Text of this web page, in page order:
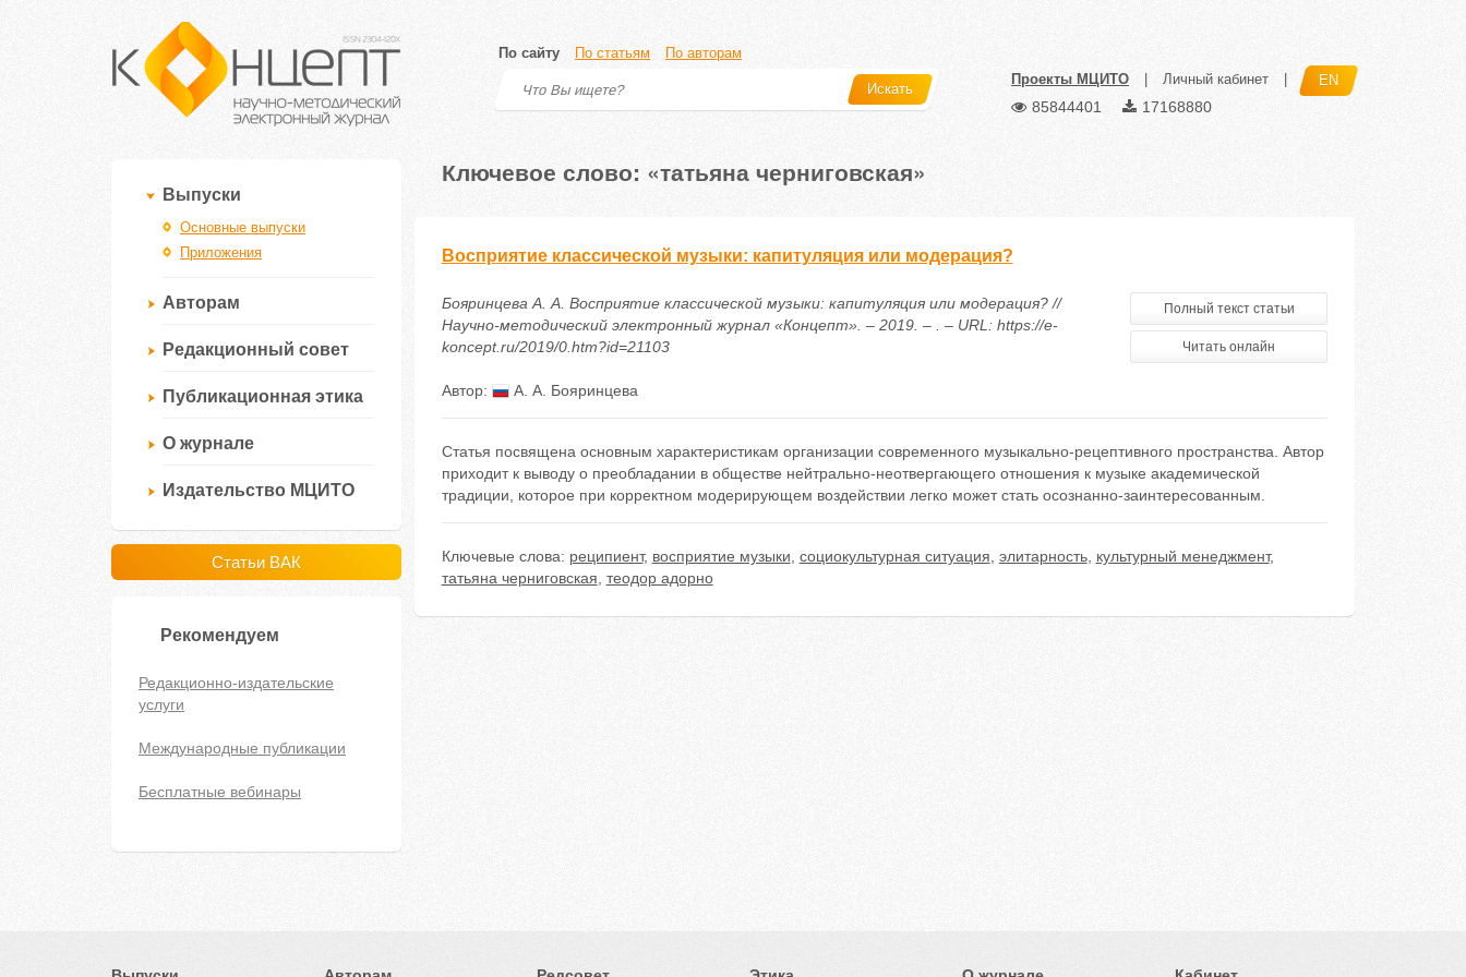
По сайту По статьям По авторам
Искать
Проекты МЦИТО Личный кабинет EN
85844401 17168880
Выпуски
Основные выпуски
Приложения
Авторам
Редакционный совет
Публикационная этика
О журнале
Издательство МЦИТО
Статьи ВАК
Рекомендуем
Редакционно-издательские
услуги
Международные публикации
Бесплатные вебинары
Ключевое слово: «татьяна черниговская»
Восприятие классической музыки: капитуляция или модерация?
Бояринцева А. А. Восприятие классической музыки: капитуляция или модерация? //
Научно-методический электронный журнал «Концепт». – 2019. – . – URL: https://e-
koncept.ru/2019/0.htm?id=21103
Полный текст статьи
Читать онлайн
Автор: А. А. Бояринцева
Статья посвящена основным характеристикам организации современного музыкально-рецептивного пространства. Автор
приходит к выводу о преобладании в обществе нейтрально-неотвергающего отношения к музыке академической
традиции, которое при корректном модерирующем воздействии легко может стать осознанно-заинтересованным.
Ключевые слова: реципиент, восприятие музыки социокультурная ситуация элитарность, культурный менеджмент,
татьяна черниговская теодор адорно